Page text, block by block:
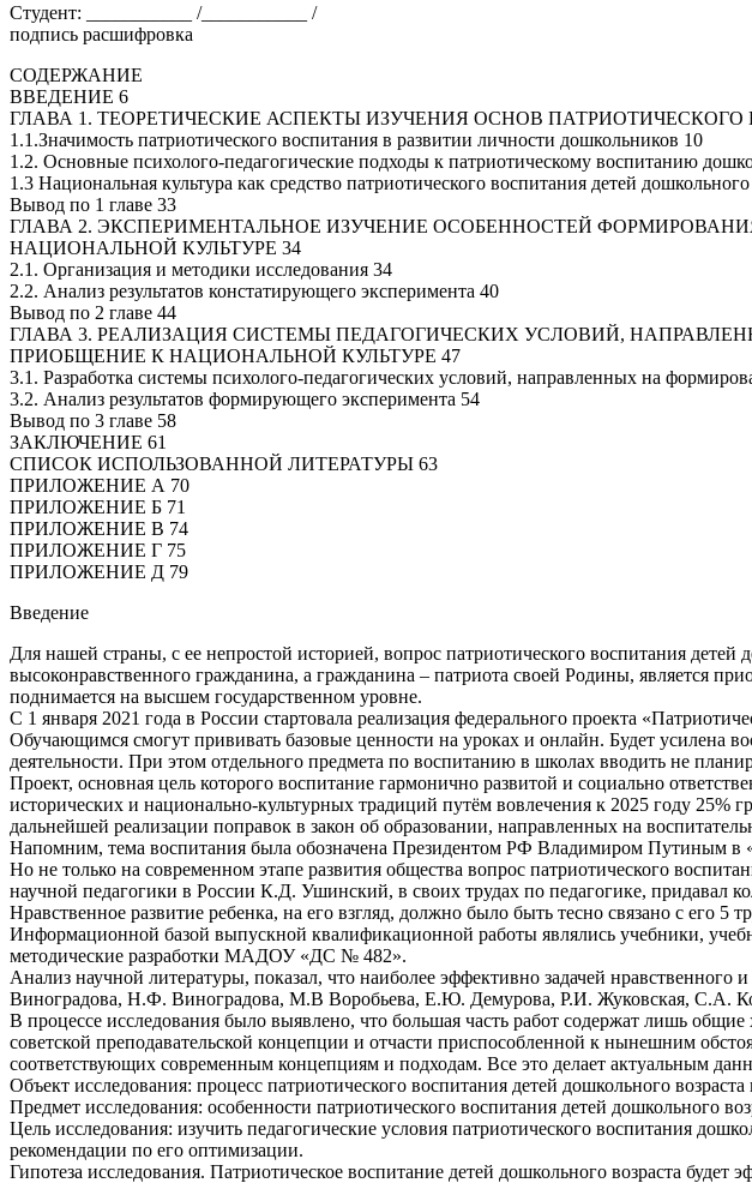
Студент: ___________ /___________ /
подпись расшифровка
СОДЕРЖАНИЕ
ВВЕДЕНИЕ 6
ГЛАВА 1. ТЕОРЕТИЧЕСКИЕ АСПЕКТЫ ИЗУЧЕНИЯ ОСНОВ
1.1.Значимость патриотического воспитания в развитии личности дошкольников 10
1.2. Основные психолого-педагогические подходы к патриотическому воспитанию
1.3 Национальная культура как средство патриотического воспитания детей дошкольного
Вывод по 1 главе 33
ГЛАВА 2. ЭКСПЕРИМЕНТАЛЬНОЕ ИЗУЧЕНИЕ ОСОБЕННОСТЕЙ
НАЦИОНАЛЬНОЙ КУЛЬТУРЕ 34
2.1. Организация и методики исследования 34
2.2. Анализ результатов констатирующего эксперимента 40
Вывод по 2 главе 44
ГЛАВА 3. РЕАЛИЗАЦИЯ СИСТЕМЫ ПЕДАГОГИЧЕСКИХ УСЛОВИЙ,
ПРИОБЩЕНИЕ К НАЦИОНАЛЬНОЙ КУЛЬТУРЕ 47
3.1. Разработка системы психолого-педагогических условий, направленных на
3.2. Анализ результатов формирующего эксперимента 54
Вывод по 3 главе 58
ЗАКЛЮЧЕНИЕ 61
СПИСОК ИСПОЛЬЗОВАННОЙ ЛИТЕРАТУРЫ 63
ПРИЛОЖЕНИЕ А 70
ПРИЛОЖЕНИЕ Б 71
ПРИЛОЖЕНИЕ В 74
ПРИЛОЖЕНИЕ Г 75
ПРИЛОЖЕНИЕ Д 79
Введение
Для нашей страны, с ее непростой историей, вопрос патриотического воспитания детей
высоконравственного гражданина, а гражданина – патриота своей Родины, является
поднимается на высшем государственном уровне.
С 1 января 2021 года в России стартовала реализация федерального проекта
Обучающимся смогут прививать базовые ценности на уроках и онлайн. Будет усилена
деятельности. При этом отдельного предмета по воспитанию в школах вводить не
Проект, основная цель которого воспитание гармонично развитой и социально
исторических и национально-культурных традиций путём вовлечения к 2025 году 25%
дальнейшей реализации поправок в закон об образовании, направленных на
Напомним, тема воспитания была обозначена Президентом РФ Владимиром Путиным в
Но не только на современном этапе развития общества вопрос патриотического
научной педагогики в России К.Д. Ушинский, в своих трудах по педагогике, придавал
Нравственное развитие ребенка, на его взгляд, должно было быть тесно связано с его 5
Информационной базой выпускной квалификационной работы являлись учебники,
методические разработки МАДОУ «ДС № 482».
Анализ научной литературы, показал, что наиболее эффективно задачей
Виноградова, Н.Ф. Виноградова, М.В Воробьева, Е.Ю. Демурова, Р.И. Жуковская, С.А.
В процессе исследования было выявлено, что большая часть работ содержат лишь
советской преподавательской концепции и отчасти приспособленной к нынешним
соответствующих современным концепциям и подходам. Все это делает актуальным
Объект исследования: процесс патриотического воспитания детей дошкольного
Предмет исследования: особенности патриотического воспитания детей
Цель исследования: изучить педагогические условия патриотического воспитания
рекомендации по его оптимизации.
Гипотеза исследования. Патриотическое воспитание детей дошкольного возраста